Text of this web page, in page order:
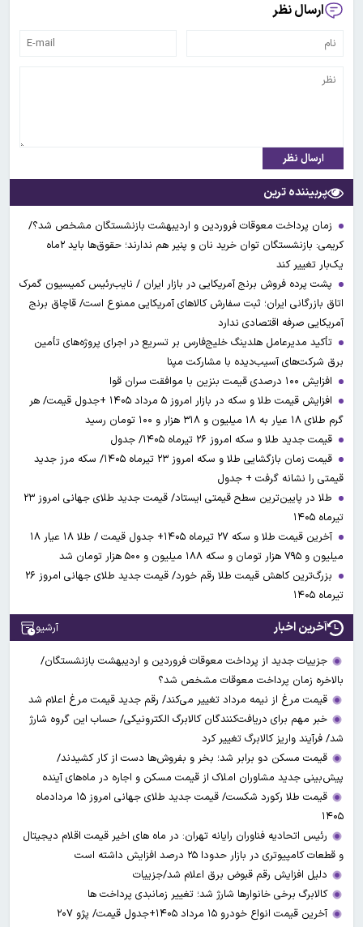
ارسال نظر
ارسال نظر
پربیننده ترین
زمان پرداخت معوقات فروردین و اردیبهشت بازنشستگان مشخص شد؟/
کریمی: بازنشستگان توان خرید نان و پنیر هم ندارند؛ حقوق‌ها باید ۲ماه
یک‌بار تغییر کند
پشت پرده فروش برنج آمریکایی در بازار ایران / نایب‌رئیس کمیسیون گمرک
اتاق بازرگانی ایران؛ ثبت سفارش کالاهای آمریکایی ممنوع است/ قاچاق برنج
آمریکایی صرفه اقتصادی ندارد
تأکید مدیرعامل هلدینگ خلیج‌فارس بر تسریع در اجرای پروژه‌های تأمین
برق شرکت‌های آسیب‌دیده با مشارکت مپنا
افزایش ۱۰۰ درصدی قیمت بنزین با موافقت سران قوا
افزایش قیمت طلا و سکه در بازار امروز ۵ مرداد ۱۴۰۵ +جدول قیمت/ هر
گرم طلای ۱۸ عیار به ۱۸ میلیون و ۳۱۸ هزار و ۱۰۰ تومان رسید
قیمت جدید طلا و سکه امروز ۲۶ تیرماه ۱۴۰۵/ جدول
قیمت زمان بازگشایی طلا و سکه امروز ۲۳ تیرماه ۱۴۰۵/ سکه مرز جدید
قیمتی را نشانه گرفت + جدول
طلا در پایین‌ترین سطح قیمتی ایستاد/ قیمت جدید طلای جهانی امروز ۲۳
تیرماه ۱۴۰۵
آخرین قیمت طلا و سکه ۲۷ تیرماه ۱۴۰۵+ جدول قیمت / طلا ۱۸ عیار ۱۸
میلیون و ۷۹۵ هزار تومان و سکه ۱۸۸ میلیون و ۵۰۰ هزار تومان شد
بزرگ‌ترین کاهش قیمت طلا رقم خورد/ قیمت جدید طلای جهانی امروز ۲۶
تیرماه ۱۴۰۵
آخرین اخبار آرشیو
جزییات جدید از پرداخت معوقات فروردین و اردیبهشت بازنشستگان/
بالاخره زمان پرداخت معوقات مشخص شد؟
قیمت مرغ از نیمه مرداد تغییر می‌کند/ رقم جدید قیمت مرغ اعلام شد
خبر مهم برای دریافت‌کنندگان کالابرگ الکترونیکی/ حساب این گروه شارژ
شد/ فرآیند واریز کالابرگ تغییر کرد
قیمت مسکن دو برابر شد؛ بخر و بفروش‌ها دست از کار کشیدند/
پیش‌بینی جدید مشاوران املاک از قیمت مسکن و اجاره‌ در ماه‌های آینده
قیمت طلا رکورد شکست/ قیمت جدید طلای جهانی امروز ۱۵ مردادماه
۱۴۰۵
رئیس اتحادیه فناوران رایانه تهران: در ماه های اخیر قیمت اقلام دیجیتال
و قطعات کامپیوتری در بازار حدودا ۲۵ درصد افزایش داشته است
دلیل افزایش رقم قبوض برق اعلام شد/جزییات
کالابرگ برخی خانوارها شارژ شد؛ تغییر زمانبدی پرداخت ها
آخرین قیمت انواع خودرو ۱۵ مرداد ۱۴۰۵+جدول قیمت/ پژو ۲۰۷